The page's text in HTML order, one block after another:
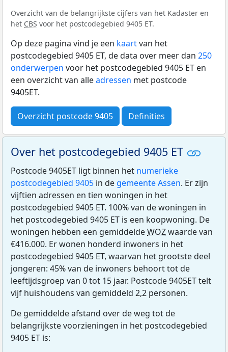
Overzicht van de belangrijkste cijfers van het Kadaster en
het CBS voor het postcodegebied 9405 ET.
Op deze pagina vind je een kaartvan het
postcodegebied 9405 ET, de data over meer dan 250
onderwerpen voor het postcodegebied 9405 ET en
een overzicht van alleadressen met postcode
9405ET.
Overzicht postcode 9405 Definities
Over het postcodegebied 9405 ET
Postcode 9405ET ligt binnen het numerieke
postcodegebied 9405 in de gemeente Assen. Er zijn
vijftien adressen en tien woningen in het
postcodegebied 9405 ET. 100% van de woningen in
het postcodegebied 9405 ET is een koopwoning. De
woningen hebben een gemiddeldeWOZwaarde van
€416.000. Er wonen honderd inwoners in het
postcodegebied 9405 ET, waarvan het grootste deel
jongeren: 45% van de inwoners behoort tot de
leeftijdsgroep van 0 tot 15 jaar. Postcode 9405ET telt
vijf huishoudens van gemiddeld 2,2 personen.
De gemiddelde afstand over de weg tot de
belangrijkste voorzieningen in het postcodegebied
9405 ET is: